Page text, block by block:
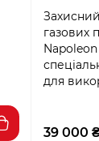
газових
для
39 000